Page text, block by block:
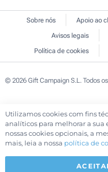
Sobre nós Apoio ao
Avisos legais
Política de cookies
© 2026 Gift Campaign S.L. Todos
Utilizamos cookies com fins
analíticos para melhorar a sua
nossas cookies opcionais, a
mais, leia a nossa política de